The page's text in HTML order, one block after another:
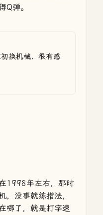
Q弹。
换机械，很有感
1998年左右，那时
，没事就练指法，
哪了，就是打字速